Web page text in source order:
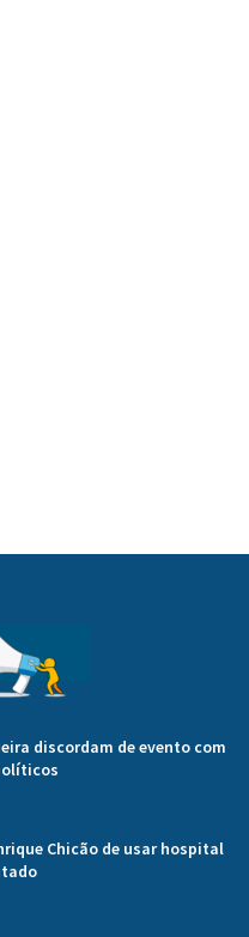
discordam de evento com
Chicão de usar hospital